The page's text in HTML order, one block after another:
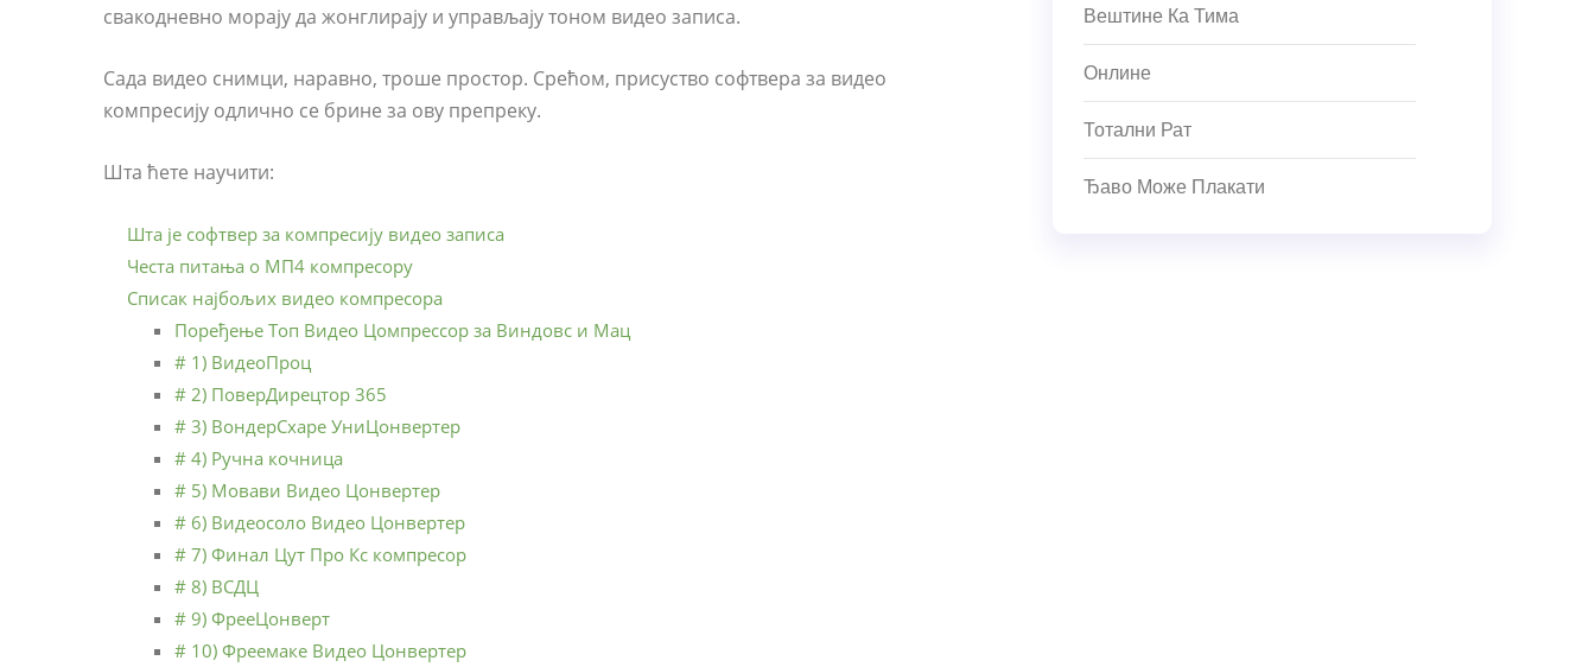
свакодневно морају да жонглирају и управљају тоном видео записа.
Сада видео снимци, наравно, троше простор. Срећом, присуство софтвера за видео
компресију одлично се брине за ову препреку.
Шта ћете научити:
Шта је софтвер за компресију видео записа
Честа питања о МП4 компресору
Списак најбољих видео компресора
Поређење Топ Видео Цомпрессор за Виндовс и Мац
# 1) ВидеоПроц
# 2) ПоверДирецтор 365
# 3) ВондерСхаре УниЦонвертер
# 4) Ручна кочница
# 5) Мовави Видео Цонвертер
# 6) Видеосоло Видео Цонвертер
# 7) Финал Цут Про Кс компресор
# 8) ВСДЦ
# 9) ФрееЦонверт
# 10) Фреемаке Видео Цонвертер
Вештине Ка Тима
Онлине
Тотални Рат
Ђаво Може Плакати